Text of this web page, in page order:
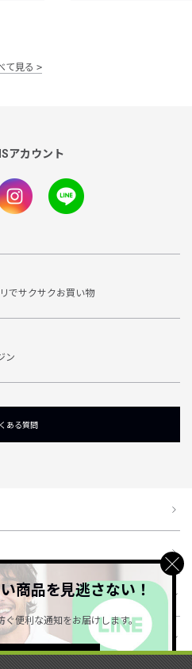
て見る
アカウント
でサクサクお買い物
ン
ある質問
商品を見逃さない！
ぐ便利な通知をお届けします。
こちら ＞